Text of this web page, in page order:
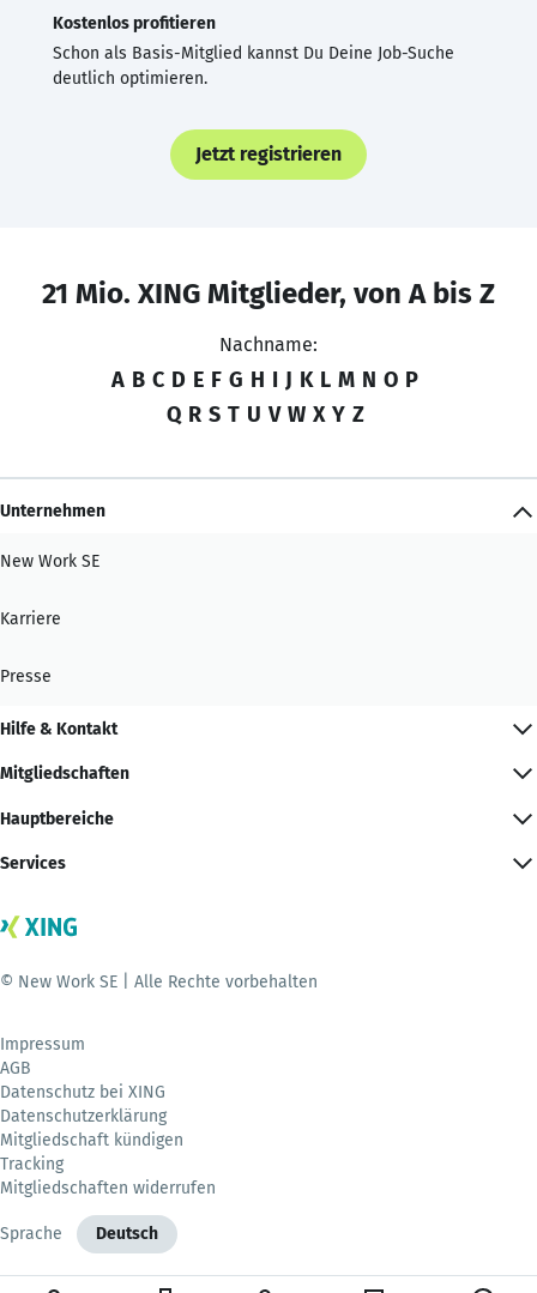
Kostenlos profitieren
Schon als Basis-Mitglied kannst Du Deine Job-Suche
deutlich optimieren.
Jetzt registrieren
21 Mio. XING Mitglieder, von A bis Z
Nachname:
A B C D E F G H I J K L M N O P
Q R S T U V W X Y Z
Unternehmen
New Work SE
Karriere
Presse
Hilfe & Kontakt
Mitgliedschaften
Hauptbereiche
Services
© New Work SE | Alle Rechte vorbehalten
Impressum
AGB
Datenschutz bei XING
Datenschutzerklärung
Mitgliedschaft kündigen
Tracking
Mitgliedschaften widerrufen
Sprache Deutsch